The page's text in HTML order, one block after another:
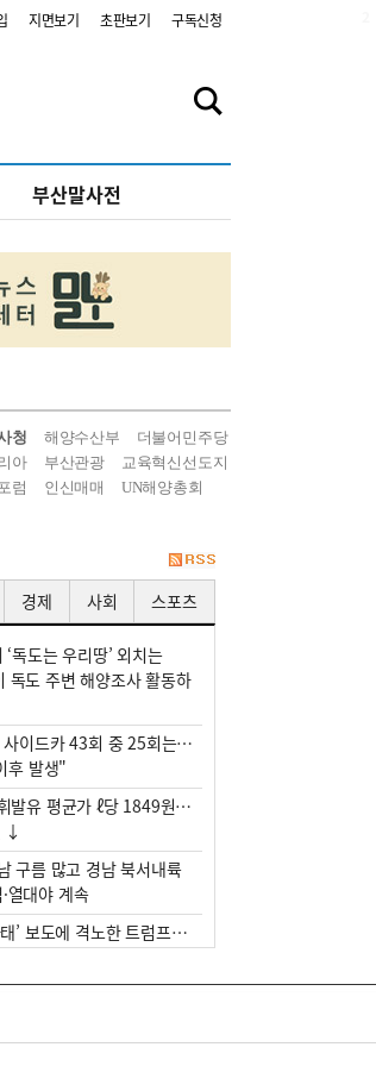
지면보기 초판보기 구독신청
부산말사전
청 해양수산부
더불어민주당
아 부산관광
교육혁신선도지
럼 인신매매 UN해양총회
경제 사회 스포츠
독도는 우리땅’ 외치는
도 주변 해양조사 활동하
이드카 43회 중 25회는 삼
후 발생"
발유 평균가 ℓ당 1849원…
↓
구름 많고 경남 북서내륙
열대야 계속
’ 보도에 격노한 트럼프…